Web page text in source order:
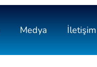
Medya İletişim